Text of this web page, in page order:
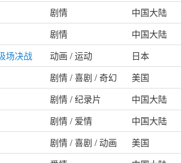
剧情
中国大陆
剧情
中国大陆
场决战 动画 / 运动
日本
剧情 / 喜剧 / 奇幻
美国
剧情 / 纪录片
中国大陆
剧情 / 爱情
中国大陆
剧情 / 喜剧 / 动画
美国